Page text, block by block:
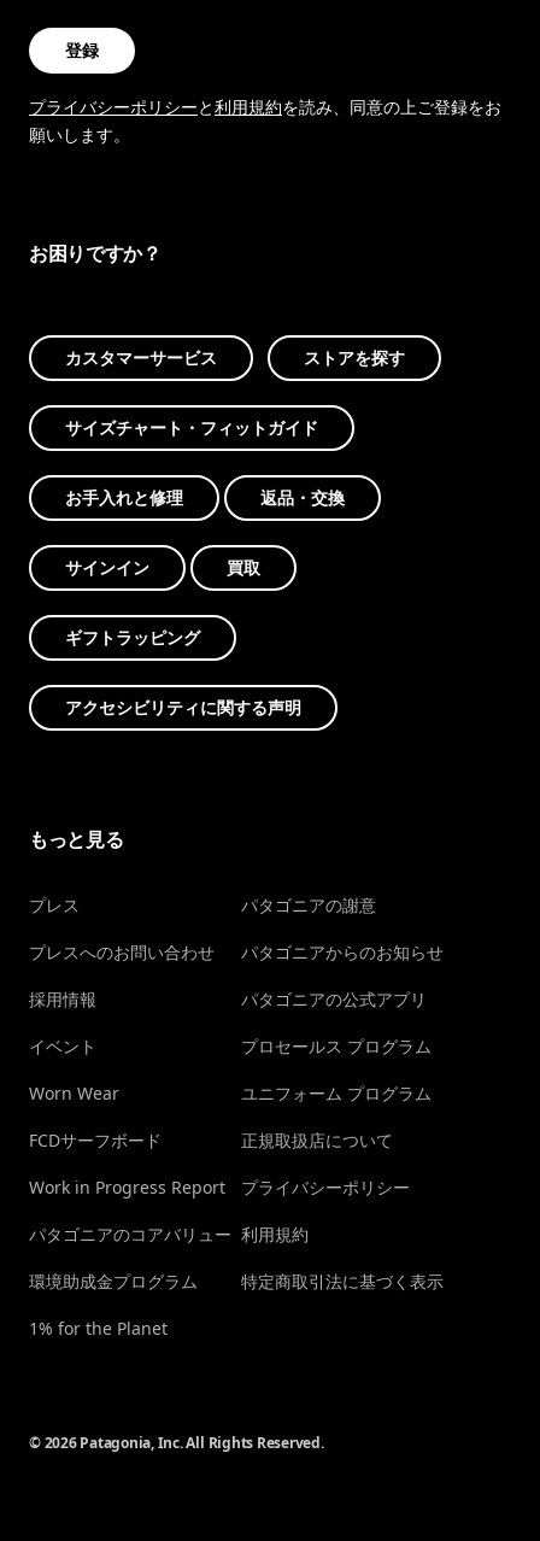
登録
プライバシーポリシーと利用規約を読み、同意の上ご登録をお
願いします。
お困りですか？
カスタマーサービス ストアを探す
サイズチャート・フィットガイド
お手入れと修理 返品・交換
サインイン 買取
ギフトラッピング
アクセシビリティに関する声明
もっと見る
プレス
プレスへのお問い合わせ
採用情報
イベント
Worn Wear
FCDサーフボード
Work in Progress Report
パタゴニアのコアバリュー
環境助成金プログラム
1% for the Planet
パタゴニアの謝意
パタゴニアからのお知らせ
パタゴニアの公式アプリ
プロセールス プログラム
ユニフォーム プログラム
正規取扱店について
プライバシーポリシー
利用規約
特定商取引法に基づく表示
© 2026 Patagonia, Inc. All Rights Reserved.